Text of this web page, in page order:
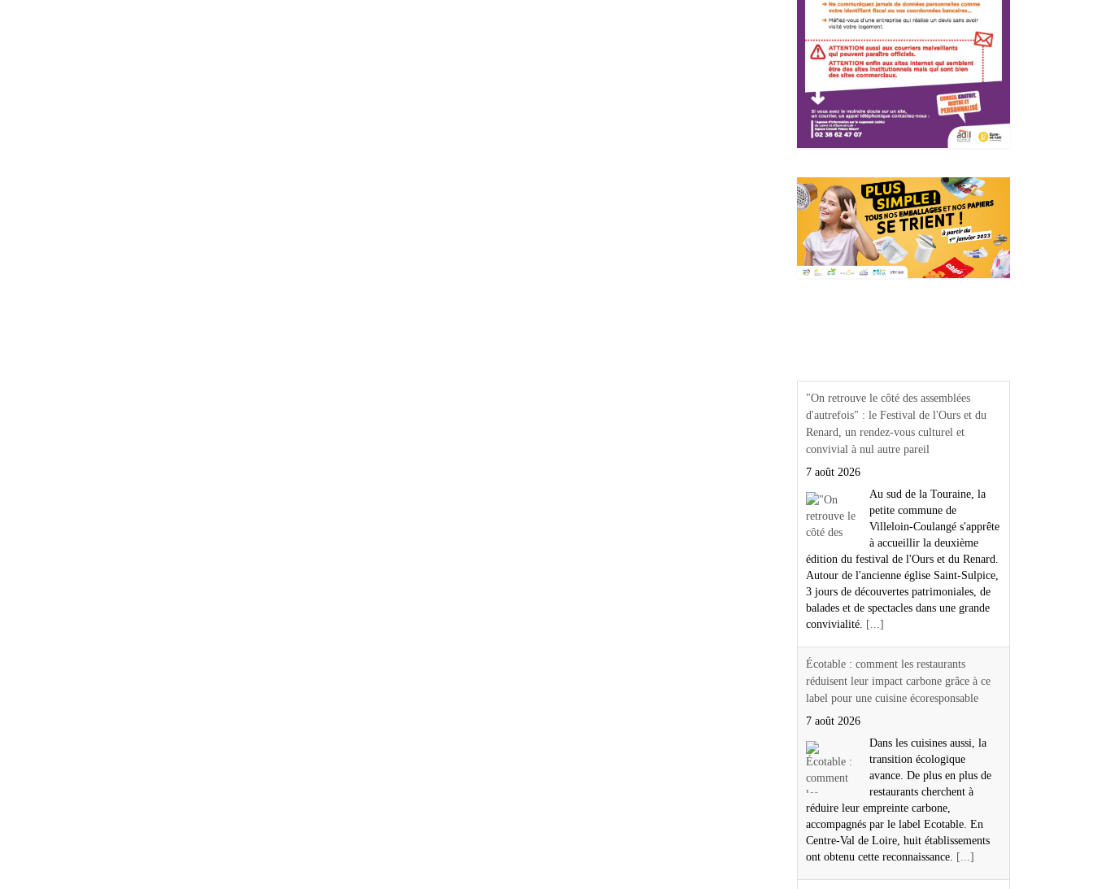
"On retrouve le côté des assemblées
d'autrefois" : le Festival de l'Ours et du
Renard, un rendez-vous culturel et
convivial à nul autre pareil
7 août 2026
Au sud de la Touraine, la
petite commune de
Villeloin-Coulangé s'apprête
à accueillir la deuxième
édition du festival de l'Ours et du Renard.
Autour de l'ancienne église Saint-Sulpice,
3 jours de découvertes patrimoniales, de
balades et de spectacles dans une grande
convivialité.
[...]
Écotable : comment les restaurants
réduisent leur impact carbone grâce à ce
label pour une cuisine écoresponsable
7 août 2026
Dans les cuisines aussi, la
transition écologique
avance. De plus en plus de
restaurants cherchent à
réduire leur empreinte carbone,
accompagnés par le label Ecotable. En
Centre-Val de Loire, huit établissements
ont obtenu cette reconnaissance.
[...]